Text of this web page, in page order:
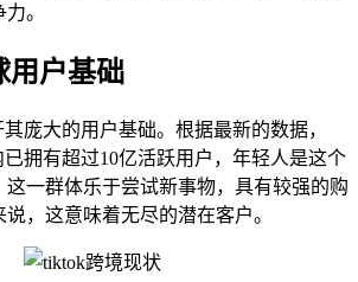
。
用户基础
庞大的用户基础。根据最新的数据，
拥有超过10亿活跃用户，年轻人是这个
一群体乐于尝试新事物，具有较强的购
，这意味着无尽的潜在客户。